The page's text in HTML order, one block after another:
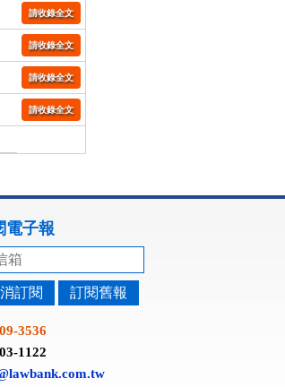
請收錄全文
請收錄全文
請收錄全文
請收錄全文
電子報
訂閱 訂閱舊報
3536
1122